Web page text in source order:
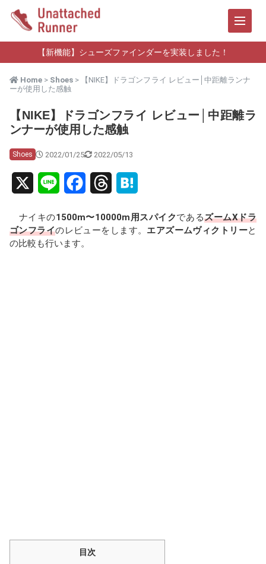
【新機能】シューズファインダーを実装しました！
Home > Shoes > 【NIKE】ドラゴンフライ レビュー│中距離ランナ
ーが使用した感触
【NIKE】ドラゴンフライ レビュー│中距離ラ
ンナーが使用した感触
Shoes 2022/01/25 2022/05/13
n
e
r
t
ナイキの1500m〜10000m用スパイクであるズームXドラ
ゴンフライのレビューをします。 エアズームヴィクトリーと
の比較も行います。
目次